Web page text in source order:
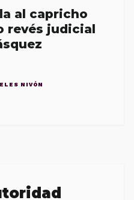
al capricho
revés judicial
NIVÓN